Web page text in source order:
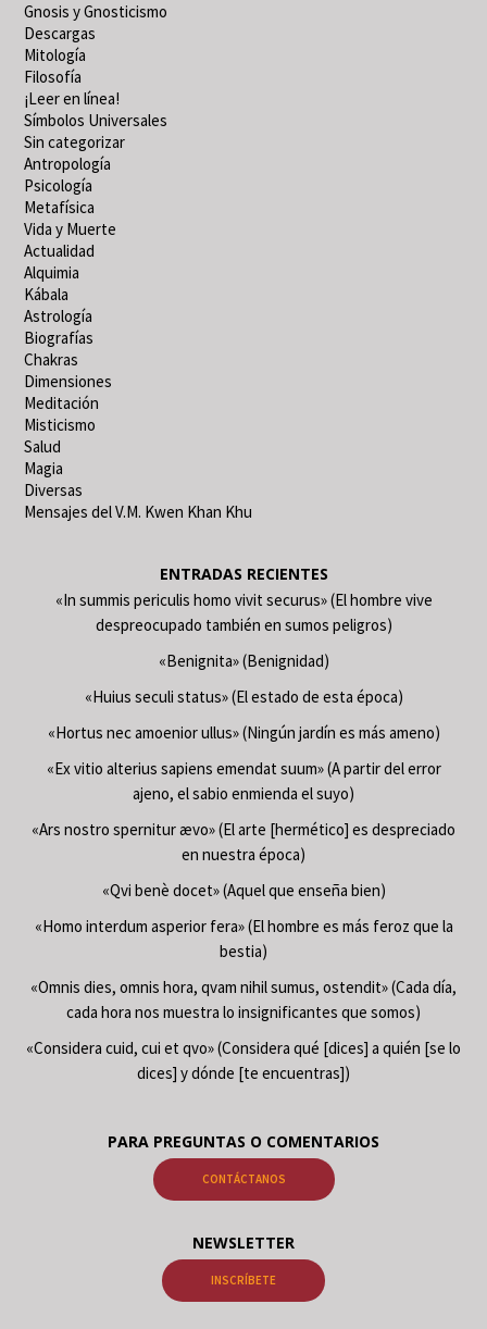
Gnosis y Gnosticismo
Descargas
Mitología
Filosofía
¡Leer en línea!
Símbolos Universales
Sin categorizar
Antropología
Psicología
Metafísica
Vida y Muerte
Actualidad
Alquimia
Kábala
Astrología
Biografías
Chakras
Dimensiones
Meditación
Misticismo
Salud
Magia
Diversas
Mensajes del V.M. Kwen Khan Khu
ENTRADAS RECIENTES
«In summis periculis homo vivit securus» (El hombre vive
despreocupado también en sumos peligros)
«Benignita» (Benignidad)
«Huius seculi status» (El estado de esta época)
«Hortus nec amoenior ullus» (Ningún jardín es más ameno)
«Ex vitio alterius sapiens emendat suum» (A partir del error
ajeno, el sabio enmienda el suyo)
«Ars nostro spernitur ævo» (El arte [hermético] es despreciado
en nuestra época)
«Qvi benè docet» (Aquel que enseña bien)
«Homo interdum asperior fera» (El hombre es más feroz que la
bestia)
«Omnis dies, omnis hora, qvam nihil sumus, ostendit» (Cada día,
cada hora nos muestra lo insignificantes que somos)
«Considera cuid, cui et qvo» (Considera qué [dices] a quién [se lo
dices] y dónde [te encuentras])
PARA PREGUNTAS O COMENTARIOS
CONTÁCTANOS
NEWSLETTER
INSCRÍBETE